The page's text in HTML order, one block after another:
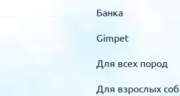
Банка
Gimpet
Для всех пород
Для взрослых